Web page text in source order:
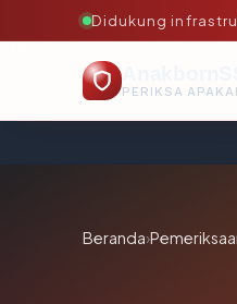
Didukung
Beranda›